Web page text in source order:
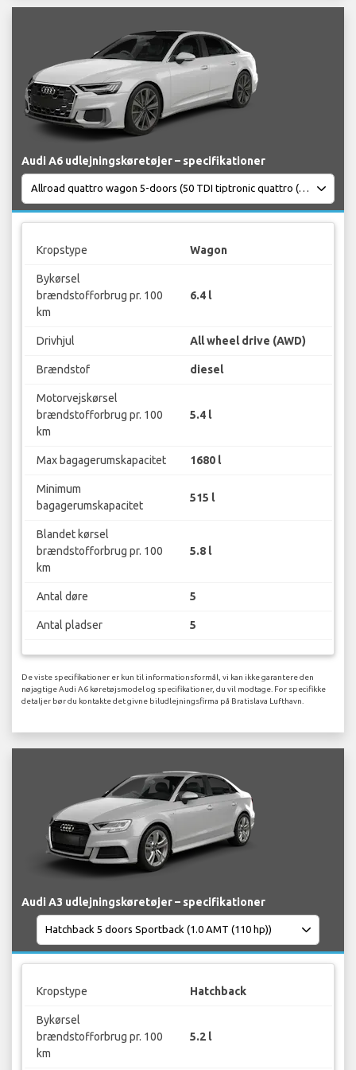
Audi A6 udlejningskøretøjer – specifikationer
Kropstype Wagon
Bykørsel
brændstofforbrug pr. 100
km
6.4 l
Drivhjul All wheel drive (AWD)
Brændstof diesel
Motorvejskørsel
brændstofforbrug pr. 100
km
5.4 l
Max bagagerumskapacitet 1680 l
Minimum
bagagerumskapacitet
515 l
Blandet kørsel
brændstofforbrug pr. 100
km
5.8 l
Antal døre 5
Antal pladser 5
De viste specifikationer er kun til informationsformål, vi kan ikke garantere den
nøjagtige Audi A6 køretøjsmodel og specifikationer, du vil modtage. For specifikke
detaljer bør du kontakte det givne biludlejningsfirma på Bratislava Lufthavn.
Audi A3 udlejningskøretøjer – specifikationer
Kropstype Hatchback
Bykørsel
brændstofforbrug pr. 100
km
5.2 l